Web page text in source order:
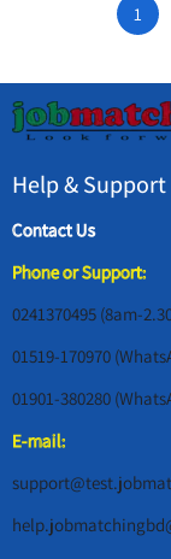
1
Help & Support
Contact Us
Phone or Support:
0241370495 (8am-
01519-170970
01901-380280
E-mail: